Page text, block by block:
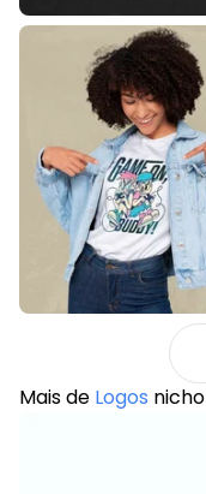
Mais de Logos nicho